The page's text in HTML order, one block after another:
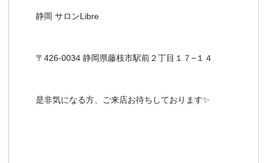
静岡 サロンLibre
〒426-0034 静岡県藤枝市駅前２丁目１７−１４
是非気になる方、ご来店お待ちしております✨